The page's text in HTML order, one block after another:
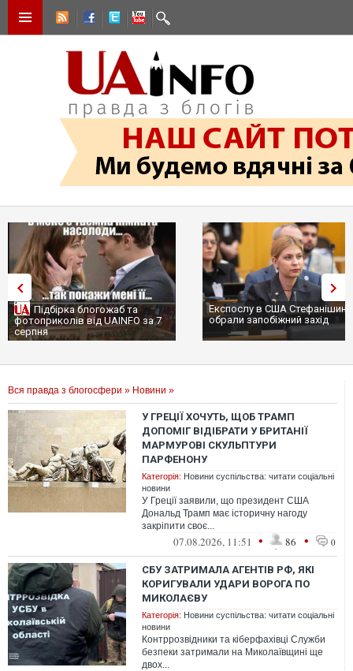
Підбірка блогожаб та
фотоприколів від UAINFO за 7
серпня
Експослу в США Стефанішиній
обрали запобіжний захід
Вся правда з блогосфери » Новини »
У ГРЕЦІЇ ХОЧУТЬ, ЩОБ ТРАМП
ДОПОМІГ ВІДІБРАТИ У БРИТАНІЇ
МАРМУРОВІ СКУЛЬПТУРИ
ПАРФЕНОНУ
Категорія: Новини суспільства: читати соціальні
новини
У Греції заявили, що президент США
Дональд Трамп має історичну нагоду
закріпити своє...
07.08.2026, 11:51 • 86 • 0
СБУ ЗАТРИМАЛА АГЕНТІВ РФ, ЯКІ
КОРИГУВАЛИ УДАРИ ВОРОГА ПО
МИКОЛАЄВУ
Категорія: Новини суспільства: читати соціальні
новини
Контррозвідники та кіберфахівці Служби
безпеки затримали на Миколаївщині ще
двох...